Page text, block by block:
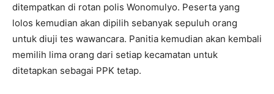
ditempatkan di rotan polis Wonomulyo. Peserta yang
lolos kemudian akan dipilih sebanyak sepuluh orang
untuk diuji tes wawancara. Panitia kemudian akan kembali
memilih lima orang dari setiap kecamatan untuk
ditetapkan sebagai PPK tetap.